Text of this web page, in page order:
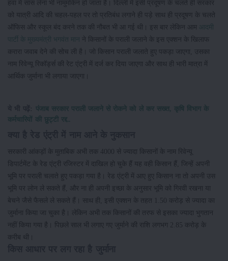
हवा में सांस लेना भी नामुमकिन हो जाता है। दिल्ली में इसी प्रदूषण के चलते ही सरकार
को यात्री आदि की चहल-पहल पर तो प्रतिबंध लगाने ही पड़े साथ ही प्रदूषण के चलते
ऑफिस और स्कूल बंद करने तक की नौबत भी आ गई थी। इस बार लेकिन आम
आदमी
पार्टी के मुख्यमंत्री भगवंत मान ने किसानों के पराली जलाने के इस एक्शन के खिलाफ
करारा जवाब देने की सोच ली है। जो किसान पराली जलाते हुए पकड़ा जाएगा, उसका
नाम रिवेन्यू रिकॉर्ड्स की रेट एंट्री में दर्ज कर दिया जाएगा और साथ ही भारी मात्रा में
आर्थिक जुर्माना भी लगाया जाएगा।
पंजाब सरकार पराली जलाने से रोकने को ले कर सख्त, कृषि विभाग के
कर्मचारियों की छुट्टी रद्द..
सरकारी आंकड़ों के मुताबिक अभी तक 4000 से ज्यादा किसानों के नाम रिवेन्यू
डिपार्टमेंट के रेड एंट्री रजिस्टर में दाखिल हो चुके हैं यह वही किसान हैं, जिन्हें अपनी
भूमि पर पराली चलाते हुए पकड़ा गया है। रेड एंट्री में आए हुए किसान ना तो अपनी उस
भूमि पर लोन ले सकते हैं, और ना ही अपनी इच्छा के अनुसार भूमि को गिरवी रखना या
बेचने जैसे फैसले ले सकते हैं। साथ ही, इसी एक्शन के तहत 1.50 करोड़ से ज्यादा का
जुर्माना किया जा चुका है। लेकिन अभी तक किसानों की तरफ से इसका ज्यादा भुगतान
नहीं किया गया है। पिछले साल भी लगाए गए जुर्माने की राशि लगभग 2.85 करोड़ के
करीब थी।